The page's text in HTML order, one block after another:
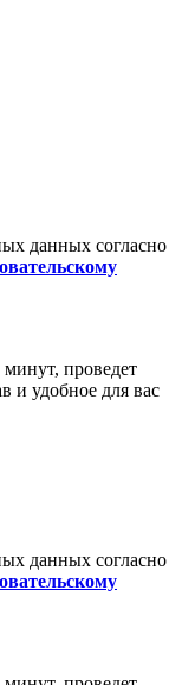
данных согласно
проведет
и удобное для вас
данных согласно